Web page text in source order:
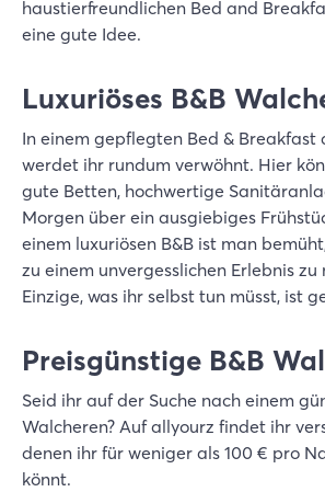
haustierfreundlichen Bed and
eine gute Idee.
Luxuriöses B&B
In einem gepflegten Bed & Breakfast
werdet ihr rundum verwöhnt. Hier
gute Betten, hochwertige
Morgen über ein ausgiebiges
einem luxuriösen B&B ist man
zu einem unvergesslichen Erlebnis zu
Einzige, was ihr selbst tun müsst, ist
Preisgünstige B&B
Seid ihr auf der Suche nach einem
Walcheren? Auf allyourz findet ihr
denen ihr für weniger als 100 € pro
könnt.